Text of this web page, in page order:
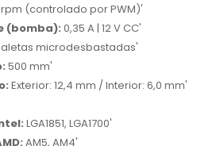
(controlado por PWM)'
(bomba): 0,35 A | 12 V CC'
microdesbastadas'
500 mm'
Exterior: 12,4 mm / Interior: 6,0 mm'
LGA1851, LGA1700'
AM5, AM4'